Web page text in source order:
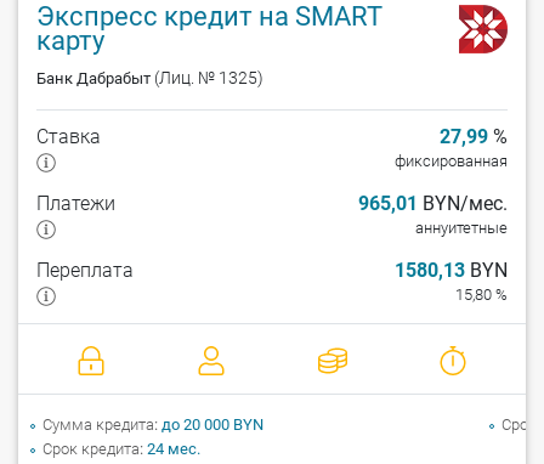
Экспресс кредит на SMART
карту
Банк Дабрабыт (Лиц. № 1325)
Ставка 27,99 %
фиксированная
Платежи 965,01 BYN/мес.
аннуитетные
Переплата 1580,13 BYN
15,80 %
Сумма кредита до 20 000 BYN
Срок кредита 24 мес.
Срок